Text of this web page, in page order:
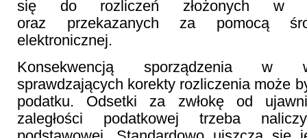
się do rozliczeń złożonych w
oraz przekazanych za pomocą
elektronicznej.
Konsekwencją sporządzenia w
sprawdzających korekty rozliczenia może
podatku. Odsetki za zwłokę od
zaległości podatkowej trzeba